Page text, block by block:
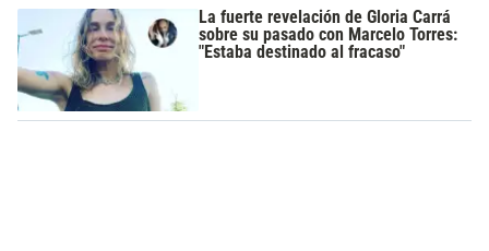
La fuerte revelación de Gloria Carrá
sobre su pasado con Marcelo Torres:
"Estaba destinado al fracaso"